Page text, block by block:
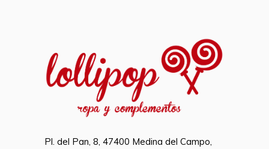
Pl. del Pan, 8, 47400 Medina del Campo,